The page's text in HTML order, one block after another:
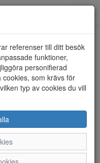
referenser till ditt besök
funktioner,
personifierad
som krävs för
typ av cookies du vill